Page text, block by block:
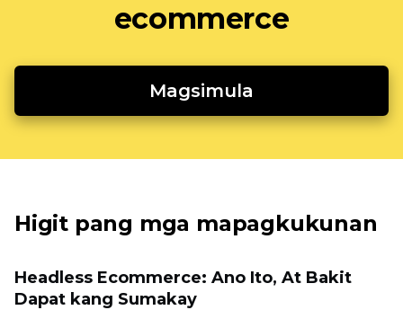
ecommerce
Magsimula
Higit pang mga mapagkukunan
Headless Ecommerce: Ano Ito, At Bakit
Dapat kang Sumakay